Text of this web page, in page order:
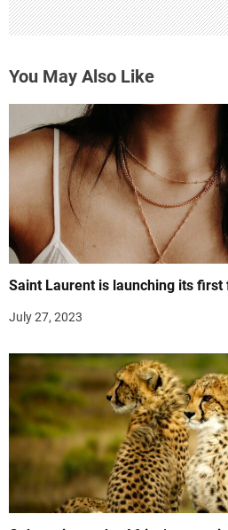
You May Also Like
Saint Laurent is launching its
July 27, 2023